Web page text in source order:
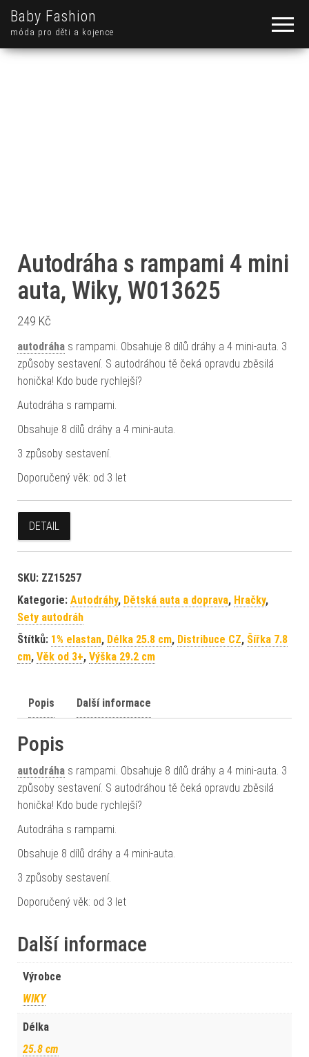
Baby Fashion
móda pro děti a kojence
Autodráha s rampami 4 mini
auta, Wiky, W013625
249 Kč
autodráha s rampami. Obsahuje 8 dílů dráhy a 4 mini-auta. 3
způsoby sestavení. S autodráhou tě čeká opravdu zběsilá
honička! Kdo bude rychlejší?
Autodráha s rampami.
Obsahuje 8 dílů dráhy a 4 mini-auta.
3 způsoby sestavení.
Doporučený věk: od 3 let
DETAIL
SKU: ZZ15257
Kategorie: Autodráhy, Dětská auta a doprava, Hračky,
Sety autodráh
Štítků: 1% elastan, Délka 25.8 cm, Distribuce CZ, Šířka 7.8
cm, Věk od 3+, Výška 29.2 cm
Popis Další informace
Popis
autodráha s rampami. Obsahuje 8 dílů dráhy a 4 mini-auta. 3
způsoby sestavení. S autodráhou tě čeká opravdu zběsilá
honička! Kdo bude rychlejší?
Autodráha s rampami.
Obsahuje 8 dílů dráhy a 4 mini-auta.
3 způsoby sestavení.
Doporučený věk: od 3 let
Další informace
Výrobce
WIKY
Délka
25.8 cm